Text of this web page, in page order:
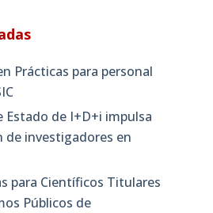
Prácticas para personal
Estado de I+D+i impulsa
de investigadores en
para Científicos Titulares
Públicos de